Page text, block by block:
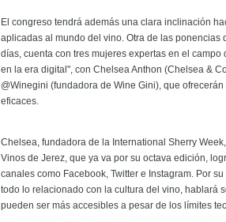
El congreso tendrá además una clara inclinación
aplicadas al mundo del vino. Otra de las
días, cuenta con tres mujeres expertas en el
en la era digital", con Chelsea Anthon (Chelsea &
@Winegini (fundadora de Wine Gini), que
eficaces.
Chelsea, fundadora de la International Sherry
Vinos de Jerez, que ya va por su octava edición,
canales como Facebook, Twitter e Instagram. Por
todo lo relacionado con la cultura del vino, hablará
pueden ser más accesibles a pesar de los límites